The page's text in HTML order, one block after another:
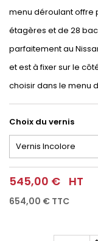
menu déroulant offre
étagères et de 28
parfaitement au
et est à fixer sur le
choisir dans le menu
Choix du vernis
545,00 € HT
654,00 € TTC